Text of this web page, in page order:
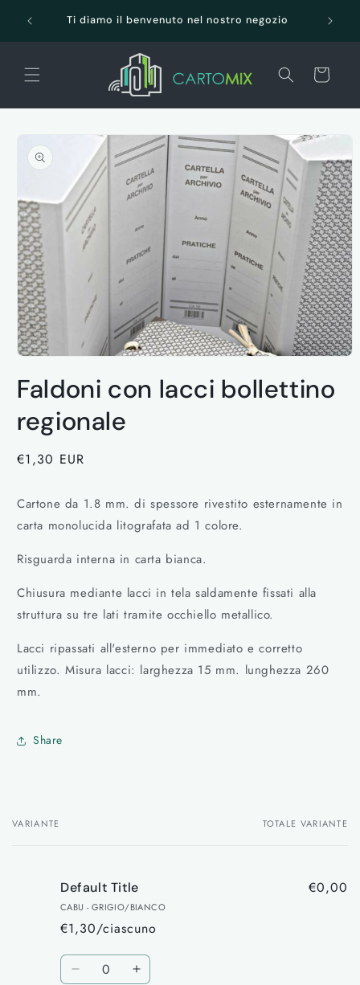
direttamenteTi diamo il benvenuto nel nostro negozio
Carrello
sul prodotto
multimediali
1
finestra
modale
Faldoni con lacci bollettino
regionale
Prezzo
listino
€1,30 EUR
Cartone da 1.8 mm. di spessore rivestito esternamente in
carta monolucida litografata ad 1 colore.
Risguarda interna in carta bianca.
Chiusura mediante lacci in tela saldamente fissati alla
struttura su tre lati tramite occhiello metallico.
Lacci ripassati all'esterno per immediato e corretto
utilizzo. Misura lacci: larghezza 15 mm. lunghezza 260
mm.
Share
Il
VARIANTE TOTALE VARIANTE
Default Title
CABU - GRIGIO/BIANCO
€1,30/ciascuno
€0,00
Quantità
DiminuisciAumenta